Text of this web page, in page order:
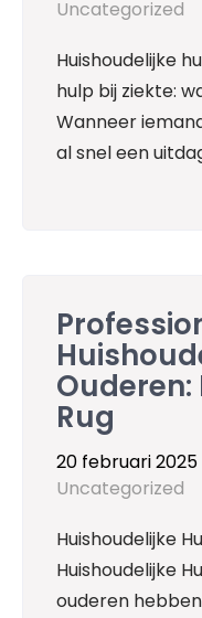
Uncategorized
Huishoudelijke
hulp bij ziekte:
Wanneer
al snel een
Ouderen:
Rug
20 februari 2025
Uncategorized
Huishoudelijke
Huishoudelijke
ouderen